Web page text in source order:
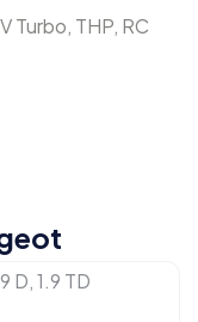
Turbo, THP, RC